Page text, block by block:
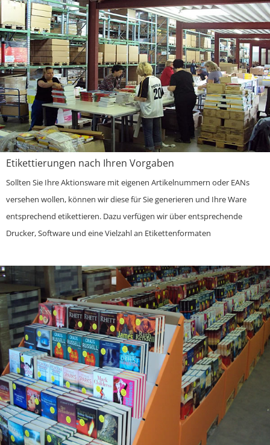
Etikettierungen nach Ihren Vorgaben
Sollten Sie Ihre Aktionsware mit eigenen Artikelnummern oder EANs
versehen wollen, können wir diese für Sie generieren und Ihre Ware
entsprechend etikettieren. Dazu verfügen wir über entsprechende
Drucker, Software und eine Vielzahl an Etikettenformaten